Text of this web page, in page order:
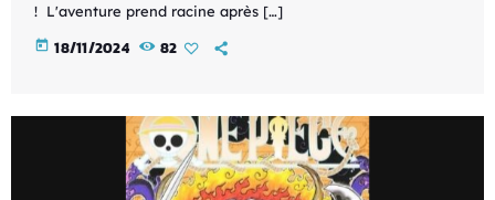
! L'aventure prend racine après […]
today 18/11/2024 82